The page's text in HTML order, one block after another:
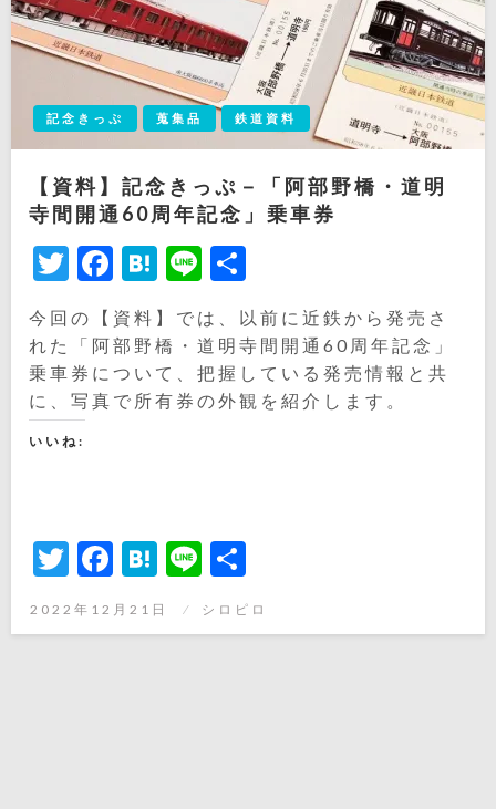
記念きっぷ 蒐集品 鉄道資料
【資料】記念きっぷ－「阿部野橋・道明
寺間開通60周年記念」乗車券
Twitter
Facebook
Hatena
Line
有
今回の【資料】では、以前に近鉄から発売さ
れた「阿部野橋・道明寺間開通60周年記念」
乗車券について、把握している発売情報と共
に、写真で所有券の外観を紹介します。
いいね:
Twitter
Facebook
Hatena
Line
有
投
日:
2022年12月21日 シロピロ